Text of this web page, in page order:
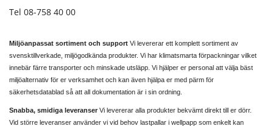
Tel 08-758 40 00
Miljöanpassat sortiment och support Vi levererar ett komplett sortiment av
svensktillverkade, miljögodkända produkter. Vi har klimatsmarta förpackningar vilket
innebär färre transporter och minskade utsläpp. Vi hjälper er personal att välja bäst
miljöalternativ för er verksamhet och kan även hjälpa er med pärm för
säkerhetsdatablad så att all dokumentation är i sin ordning.
Snabba, smidiga leveranser Vi levererar alla produkter bekvämt direkt till er dörr.
Vid större leveranser använder vi vid behov lastpallar i wellpapp som enkelt kan